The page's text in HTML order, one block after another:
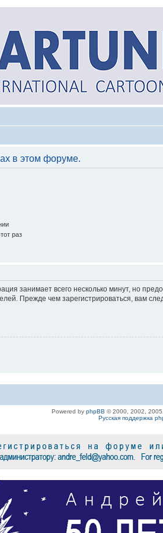
в этом форуме.
раз
занимает всего несколько минут, но
Прежде чем зарегистрироваться, вам
Powered by phpBB © 2000, 2002,
Русская поддержка